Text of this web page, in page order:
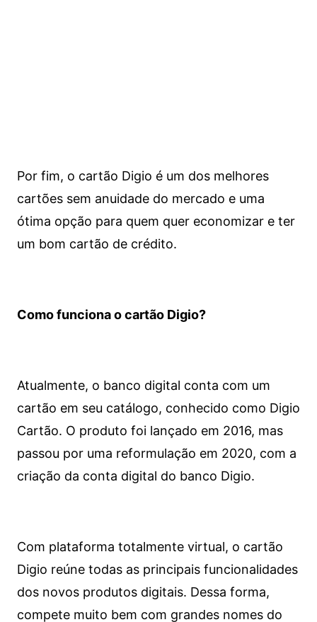
Por fim, o cartão Digio é um dos melhores
cartões sem anuidade do mercado e uma
ótima opção para quem quer economizar e ter
um bom cartão de crédito.
Como funciona o cartão Digio?
Atualmente, o banco digital conta com um
cartão em seu catálogo, conhecido como Digio
Cartão. O produto foi lançado em 2016, mas
passou por uma reformulação em 2020, com a
criação da conta digital do banco Digio.
Com plataforma totalmente virtual, o cartão
Digio reúne todas as principais funcionalidades
dos novos produtos digitais. Dessa forma,
compete muito bem com grandes nomes do